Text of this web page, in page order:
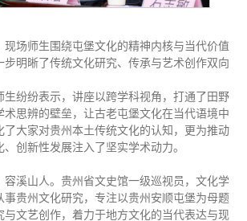
现场师生围绕屯堡文化的精神内核与当代价值
步明晰了传统文化研究、传承与艺术创作双向
生纷纷表示，讲座以跨学科视角，打通了田野
术思辨的壁垒，让古老屯堡文化在当代语境中
了大家对贵州本土传统文化的认知，更为推动
创新性发展注入了坚实学术动力。
容溪山人。贵州省文史馆一级巡视员，文化学
事贵州文化研究，专注以贵州安顺屯堡为母题
与文艺创作，着力于地方文化的当代表达与现